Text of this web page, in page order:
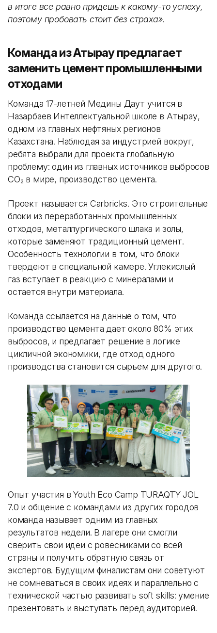
в итоге все равно придешь к какому-то успеху,
поэтому пробовать стоит без страха».
Команда из Атырау предлагает
заменить цемент промышленными
отходами
Команда 17-летней Медины Даут учится в
Назарбаев Интеллектуальной школе в Атырау,
одном из главных нефтяных регионов
Казахстана. Наблюдая за индустрией вокруг,
ребята выбрали для проекта глобальную
проблему: один из главных источников выбросов
CO₂ в мире, производство цемента.
Проект называется Carbricks. Это строительные
блоки из переработанных промышленных
отходов, металлургического шлака и золы,
которые заменяют традиционный цемент.
Особенность технологии в том, что блоки
твердеют в специальной камере. Углекислый
газ вступает в реакцию с минералами и
остается внутри материала.
Команда ссылается на данные о том, что
производство цемента дает около 80% этих
выбросов, и предлагает решение в логике
цикличной экономики, где отход одного
производства становится сырьем для другого.
Опыт участия в Youth Eco Camp TURAQTY JOL
7.0 и общение с командами из других городов
команда называет одним из главных
результатов недели. В лагере они смогли
сверить свои идеи с ровесниками со всей
страны и получить обратную связь от
экспертов. Будущим финалистам они советуют
не сомневаться в своих идеях и параллельно с
технической частью развивать soft skills: умение
презентовать и выступать перед аудиторией.